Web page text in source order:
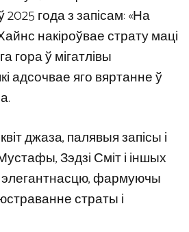
года з запісам: «На
накіроўвае страту маці
гора ў мігатлівы
адсочвае яго вяртанне ў
джаза, палявыя запісы і
Зэдзі Сміт і іншых
элегантнасцю, фармуючы
страты і